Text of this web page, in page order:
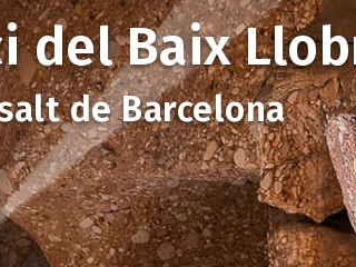
del Baix
de Barcelona